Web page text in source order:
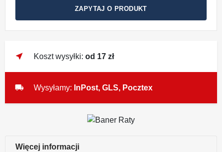
ZAPYTAJ O PRODUKT
near_me Koszt wysyłki: od 17 zł
local_shipping Wysyłamy: InPost, GLS, Pocztex
Więcej informacji